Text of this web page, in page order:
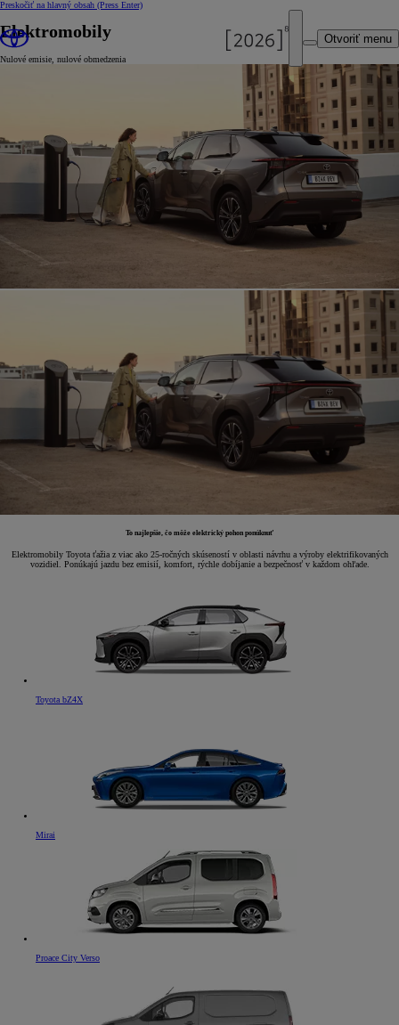
Preskočiť na hlavný obsah (Press Enter)
Otvoriť menu
Elektromobily
Nulové emisie, nulové obmedzenia
To najlepšie, čo môže elektrický pohon ponúknuť
Elektromobily Toyota ťažia z viac ako 25-ročných skúseností v oblasti návrhu a výroby elektrifikovaných
vozidiel. Ponúkajú jazdu bez emisií, komfort, rýchle dobíjanie a bezpečnosť v každom ohľade.
Toyota bZ4X
Mirai
Proace City Verso